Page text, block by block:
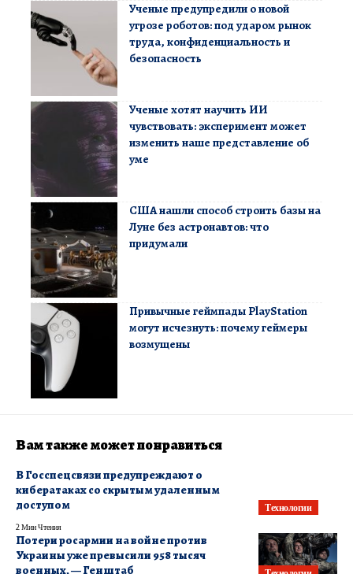
Ученые предупредили о новой
угрозе роботов: под ударом рынок
труда, конфиденциальность и
безопасность
Ученые хотят научить ИИ
чувствовать: эксперимент может
изменить наше представление об
уме
США нашли способ строить базы на
Луне без астронавтов: что
придумали
Привычные геймпады PlayStation
могут исчезнуть: почему геймеры
возмущены
Вам также может понравиться
Технологии
В Госспецсвязи предупреждают о
кибератаках со скрытым удаленным
доступом
2 Мин Чтения
Потери росармии на войне против
Украины уже превысили 958 тысяч
военных, — Генштаб